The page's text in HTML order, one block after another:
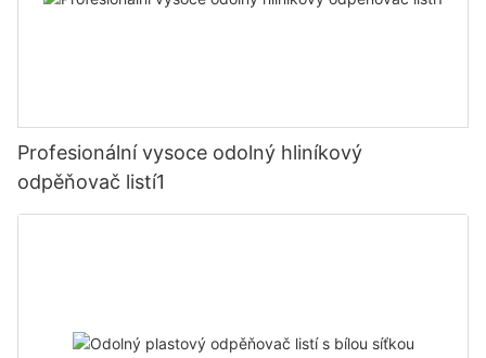
Profesionální vysoce odolný hliníkový
odpěňovač listí1